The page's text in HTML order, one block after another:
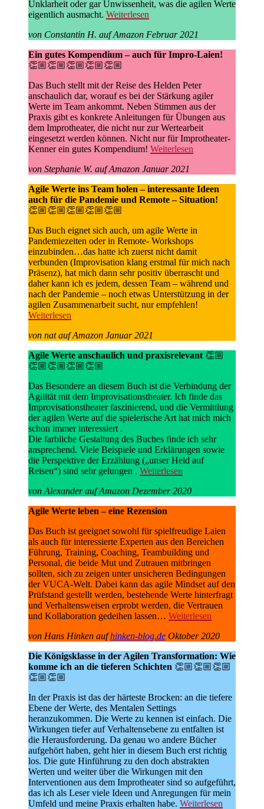
Unklarheit oder gar Unwissenheit, was die agilen Werte
eigentlich ausmacht. Weiterlesen
von Constantin H. auf Amazon Februar 2021
Ein gutes Kompendium – auch für Impro-Laien!
👏🏼👏🏼👏🏼👏🏼👏🏼
Das Buch stellt mit der Reise des Helden Peter
anschaulich dar, worauf es bei der Stärkung agiler
Werte im Team ankommt. Neben Stimmen aus der
Praxis gibt es konkrete Anleitungen für Übungen aus
dem Improtheater, die nicht nur zur Wertearbeit
eingesetzt werden können. Nicht nur für Improtheater-
Kenner ein gutes Kompendium! Weiterlesen
von Stephanie W. auf Amazon Januar 2021
Agile Werte ins Team holen – interessante Ideen
auch für die Pandemie und Remote – Situation!
👏🏼👏🏼👏🏼👏🏼👏🏼
Das Buch eignet sich auch, um agile Werte in
Pandemiezeiten oder in Remote- Workshops
einzubinden…das hatte ich zuerst nicht damit
verbunden (Improvisation klang erstmal für mich nach
Präsenz), hat mich dann sehr positiv überrascht und
daher kann ich es jedem, dessen Team – während und
nach der Pandemie – noch etwas Unterstützung in der
agilen Zusammenarbeit sucht, nur empfehlen!
Weiterlesen
von nat auf Amazon Januar 2021
Agile Werte anschaulich und praxisrelevant 👏🏼
👏🏼👏🏼👏🏼👏🏼
Das Besondere an diesem Buch ist die Verbindung der
Agilität mit dem Improvisationstheater. Ich finde das
Improvisationstheater faszinierend, und die Vermittlung
der agilen Werte auf die spielerische Art hat mich mich
schon immer interessiert .
Die farbliche Gestaltung des Buches finde ich sehr
ansprechend. Viele Beispiele und Erklärungen sowie
die Perspektive der Erzählung („unser Held auf
Reisen“) sind sehr gelungen . Weiterlesen
von Alexander auf Amazon Dezember 2020
Agile Werte leben – eine Rezension
Das Buch ist geeignet sowohl für spielfreudige Laien
als auch für interessierte Experten aus den Bereichen
Führung, Training, Coaching, Teambuilding und
Personal, die beide Mut und Zutrauen mitbringen
sollten, sich zu zeigen unter unsicheren Bedingungen
der VUCA-Welt. Dabei kann das agile Mindset auf den
Prüfstand gestellt werden, bestehende Werte hinterfragt
und Verhaltensweisen erprobt werden, die Vertrauen
und Kollaboration gedeihen lassen… Weiterlesen
von Hans Hinken aufhinken-blog.de Oktober 2020
Die Königsklasse in der Agilen Transformation: Wie
komme ich an die tieferen Schichten 👏🏼👏🏼👏🏼
👏🏼👏🏼
In der Praxis ist das der härteste Brocken: an die tiefere
Ebene der Werte, des Mentalen Settings
heranzukommen. Die Werte zu kennen ist einfach. Die
Wirkungen tiefer auf Verhaltensebene zu entfalten ist
die Herausforderung. Da genau wo andere Bücher
aufgehört haben, geht hier in diesem Buch erst richtig
los. Die gute Hinführung zu den doch abstrakten
Werten und weiter über die Wirkungen mit den
Interventionen aus dem Improtheater sind so aufgeführt,
das ich als Leser viele Ideen und Anregungen für mein
Umfeld und meine Praxis erhalten habe. Weiterlesen